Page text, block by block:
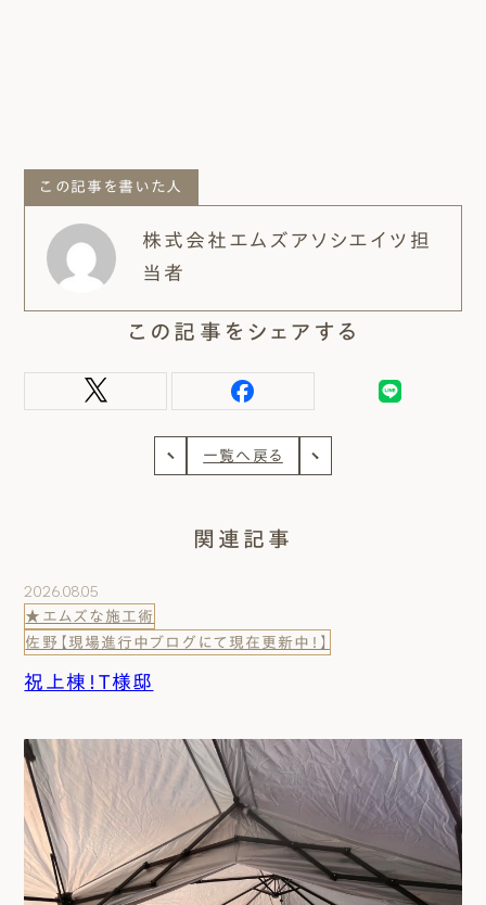
この記事を書いた人
株式会社エムズアソシエイツ担
当者
この記事をシェアする
一覧へ戻る
関連記事
2026.08.05
★エムズな施工術
佐野【現場進行中ブログにて現在更新中！】
祝上棟！T様邸